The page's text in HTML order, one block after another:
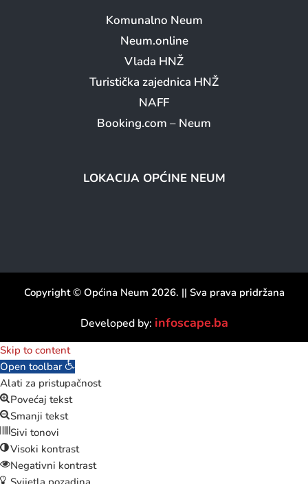
Komunalno Neum
Neum.online
Vlada HNŽ
Turistička zajednica HNŽ
NAFF
Booking.com – Neum
LOKACIJA OPĆINE NEUM
Copyright © Općina Neum 2026. || Sva prava pridržana
Developed by: infoscape.ba
Skip to content
Open toolbar
Alati za pristupačnost
Povećaj tekst
Smanji tekst
Sivi tonovi
Visoki kontrast
Negativni kontrast